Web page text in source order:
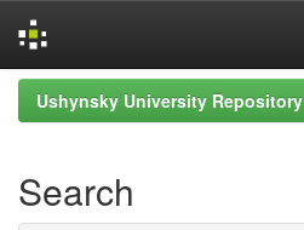
Skip
navigation
Ushynsky University Repository
Search